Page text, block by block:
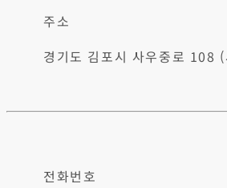
주소
경기도 김포시 사우중로 108
전화번호